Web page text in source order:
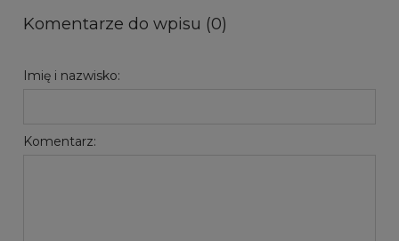
Komentarze do wpisu (0)
Imię i nazwisko:
Komentarz: